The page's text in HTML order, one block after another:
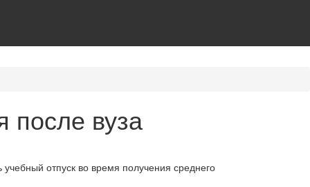
после вуза
отпуск во время получения среднего